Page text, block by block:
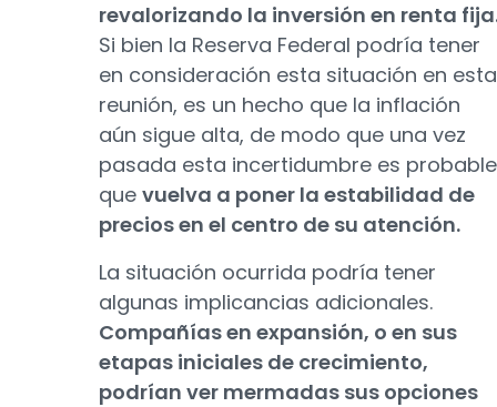
revalorizando la inversión en renta
Si bien la Reserva Federal podría tener
en consideración esta situación en esta
reunión, es un hecho que la inflación
aún sigue alta, de modo que una vez
pasada esta incertidumbre es probable
que vuelva a poner la estabilidad de
precios en el centro de su atención.
La situación ocurrida podría tener
algunas implicancias adicionales.
Compañías en expansión, o en sus
etapas iniciales de crecimiento,
podrían ver mermadas sus opciones